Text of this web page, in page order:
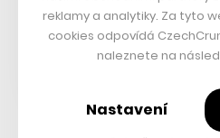
reklamy a analytiky. Za tyto
cookies odpovídá
naleznete na
Nastavení